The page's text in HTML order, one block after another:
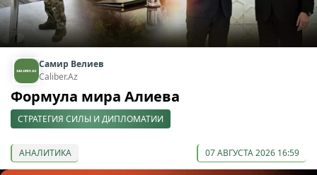
Самир Велиев
Caliber.Az
Формула мира Алиева
СТРАТЕГИЯ СИЛЫ И ДИПЛОМАТИИ
АНАЛИТИКА 07 АВГУСТА 2026 16:59